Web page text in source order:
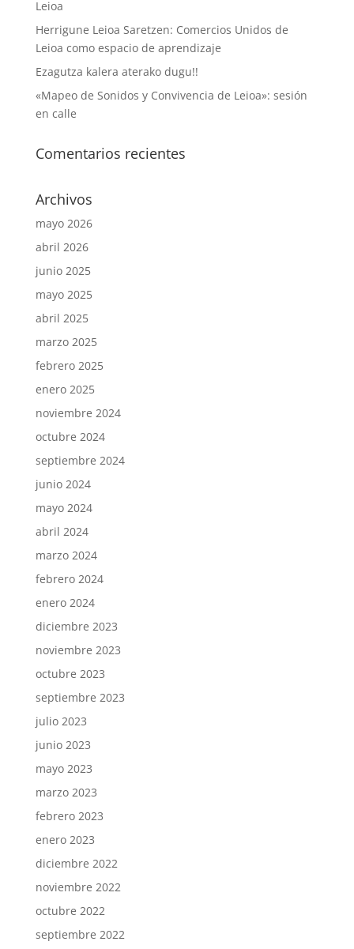
Leioa
Herrigune Leioa Saretzen: Comercios Unidos de
Leioa como espacio de aprendizaje
Ezagutza kalera aterako dugu!!
«Mapeo de Sonidos y Convivencia de Leioa»: sesión
en calle
Comentarios recientes
Archivos
mayo 2026
abril 2026
junio 2025
mayo 2025
abril 2025
marzo 2025
febrero 2025
enero 2025
noviembre 2024
octubre 2024
septiembre 2024
junio 2024
mayo 2024
abril 2024
marzo 2024
febrero 2024
enero 2024
diciembre 2023
noviembre 2023
octubre 2023
septiembre 2023
julio 2023
junio 2023
mayo 2023
marzo 2023
febrero 2023
enero 2023
diciembre 2022
noviembre 2022
octubre 2022
septiembre 2022